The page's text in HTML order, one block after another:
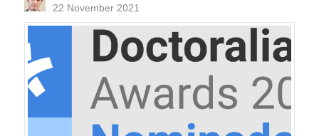
22 November 2021